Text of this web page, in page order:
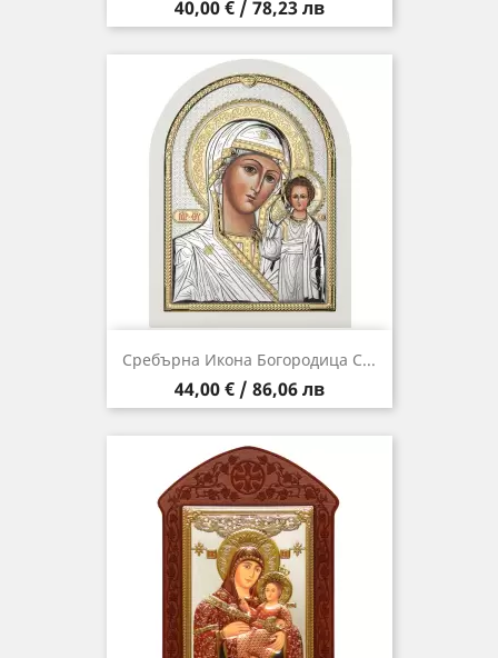
Цена
40,00 € / 78,23 лв
Сребърна Икона Богородица С...
Цена
44,00 € / 86,06 лв